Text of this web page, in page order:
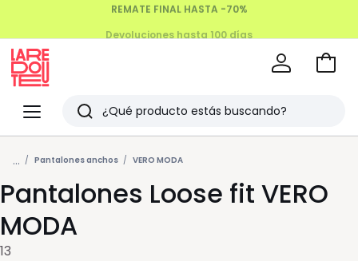
Menu
Redoute
Buscar
Últimos
artículos
vistos
Ir
... Pantalones anchos VERO MODA
Pantalones Loose fit VERO
MODA
13